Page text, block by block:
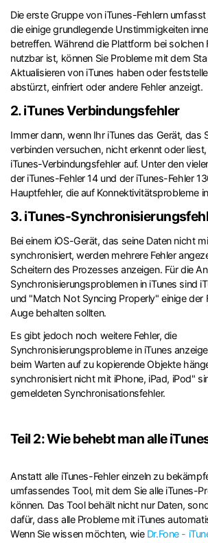
Die erste Gruppe von iTunes-Fehlern
die einige grundlegende Unstimmigkeiten
betreffen. Während die Plattform bei solchen
nutzbar ist, können Sie Probleme mit dem
Aktualisieren von iTunes haben oder
abstürzt, einfriert oder andere Fehler anzeigt.
2. iTunes Verbindungsfehler
Immer dann, wenn Ihr iTunes das Gerät, das
verbinden versuchen, nicht erkennt oder
iTunes-Verbindungsfehler auf. Unter den
der iTunes-Fehler 14 und der iTunes-Fehler
Hauptfehler, die auf Konnektivitätsprobleme
3. iTunes-
Bei einem iOS-Gerät, das seine Daten nicht
synchronisiert, werden mehrere Fehler
Scheitern des Prozesses anzeigen. Für die
Synchronisierungsproblemen in iTunes sind
und "Match Not Syncing Properly" einige der
Auge behalten sollten.
Es gibt jedoch noch weitere Fehler, die
Synchronisierungsprobleme in iTunes
beim Warten auf zu kopierende Objekte
synchronisiert nicht mit iPhone, iPad, iPod"
gemeldeten Synchronisationsfehler.
Teil 2: Wie behebt man alle
Anstatt alle iTunes-Fehler einzeln zu
umfassendes Tool, mit dem Sie alle iTunes-
können. Das Tool behält nicht nur Daten,
dafür, dass alle Probleme mit iTunes
Wenn Sie wissen möchten, wie Dr.Fone -